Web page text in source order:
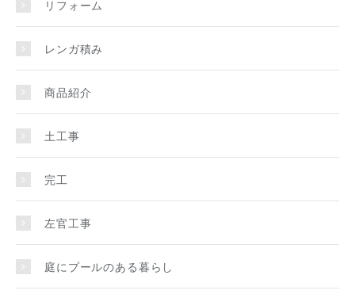
リフォーム
レンガ積み
商品紹介
土工事
完工
左官工事
庭にプールのある暮らし